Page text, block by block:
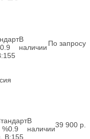
0.9
155
В
наличии По запросу
%0.9
В:155
В
наличии39 900 р.